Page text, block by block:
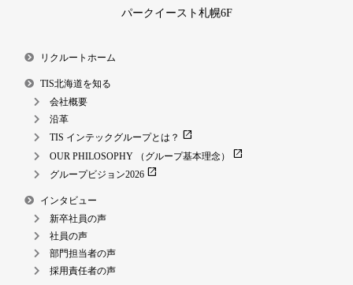
パークイースト札幌6F
リクルートホーム
TIS北海道を知る
会社概要
沿革
TIS インテックグループとは？
open_in_new
OUR PHILOSOPHY （グループ基本理念）
open_in_new
グループビジョン2026
open_in_new
インタビュー
新卒社員の声
社員の声
部門担当者の声
採用責任者の声